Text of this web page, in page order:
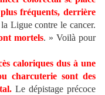
fréquents, derrière
Ligue contre le cancer.
mortels. » Voilà pour
caloriques dus à une
charcuterie sont des
Le dépistage précoce